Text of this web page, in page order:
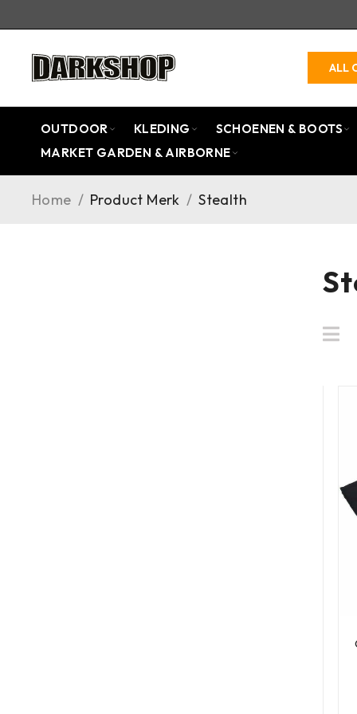
ALL
OUTDOOR KLEDING
SCHOENEN & BOOTS
MARKET GARDEN & AIRBORNE
Home / Product Merk / Stealth